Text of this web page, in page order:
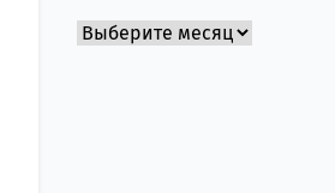
Архивы